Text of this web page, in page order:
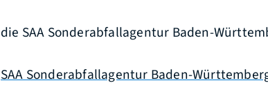
die SAA Sonderabfallagentur Baden-
SAA Sonderabfallagentur Baden-